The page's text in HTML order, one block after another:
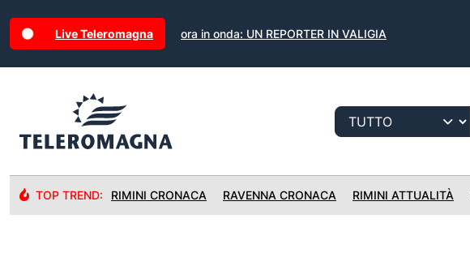
Live Teleromagna ora in onda: UN REPORTER IN VALIGIA
TOP TREND: RIMINI CRONACA RAVENNA CRONACA RIMINI ATTUALITÀ